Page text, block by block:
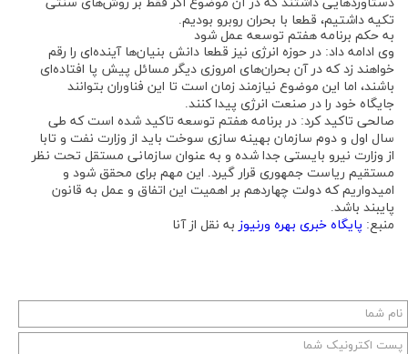
تکیه داشتیم، قطعا با بحران روبرو بودیم.
به حکم برنامه هفتم توسعه عمل شود
وی ادامه داد: در حوزه انرژی نیز قطعا دانش بنیان‌ها آینده‌ای را رقم
خواهند زد که در آن بحران‌های امروزی دیگر مسائل پیش پا افتاده‌ای
باشند، اما این موضوع نیازمند زمان است تا این فناوران بتوانند
جایگاه خود را در صنعت انرژی پیدا کنند.
صالحی تاکید کرد: در برنامه هفتم توسعه تاکید شده است که طی
سال اول و دوم سازمان بهینه سازی سوخت باید از وزارت نفت و تابا
از وزارت نیرو بایستی جدا شده و به عنوان سازمانی مستقل تحت نظر
مستقیم ریاست جمهوری قرار گیرد. این مهم برای محقق شود و
امیدواریم که دولت چهاردهم بر اهمیت این اتفاق و عمل به قانون
پایبند باشد.
منبع: پایگاه خبری بهره ورنیوز به نقل از آنا